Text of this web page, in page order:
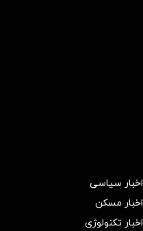
اخبار سیاسی
اخبار مسکن
اخبار تکنولوژی